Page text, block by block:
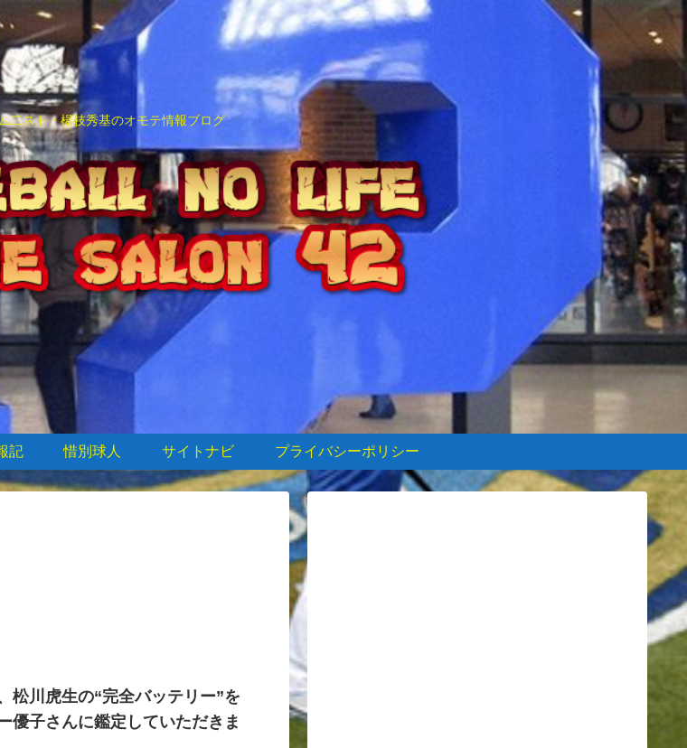
二スト・楊枝秀基のオモテ情報ブログ
記 惜別球人 サイトナビ プライバシーポリシー
松川虎生の“完全バッテリー”を
優子さんに鑑定していただきま